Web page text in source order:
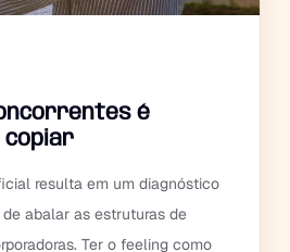
é
copiar
resulta em um diagnóstico
abalar as estruturas de
Ter o feeling como